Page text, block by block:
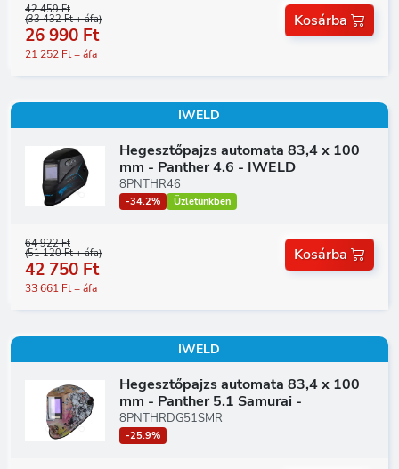
42 459 Ft
(33 432 Ft + áfa)
26 990 Ft
21 252 Ft + áfa
Kosárba
IWELD
Hegesztőpajzs automata 83,4 x 100
mm - Panther 4.6 - IWELD
8PNTHR46
-34.2% Üzletünkben
64 922 Ft
(51 120 Ft + áfa)
42 750 Ft
33 661 Ft + áfa
Kosárba
IWELD
Hegesztőpajzs automata 83,4 x 100
mm - Panther 5.1 Samurai -
8PNTHRDG51SMR
-25.9%